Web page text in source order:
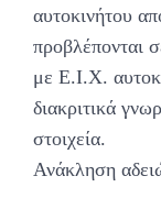
αυτοκινήτου
προβλέπονται
με Ε.Ι.Χ.
διακριτικά
στοιχεία.
Ανάκληση